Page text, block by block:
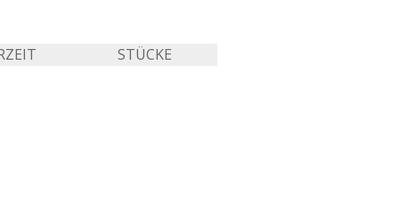
STÜCKE